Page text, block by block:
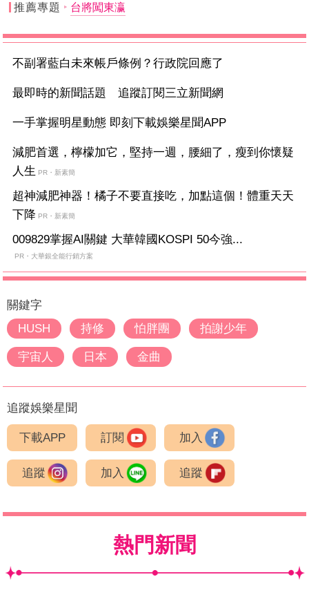
推薦專題 台將闖東瀛
不副署藍白未來帳戶條例？行政院回應了
最即時的新聞話題 追蹤訂閱三立新聞網
一手掌握明星動態 即刻下載娛樂星聞APP
減肥首選，檸檬加它，堅持一週，腰細了，瘦到你懷疑
人生 PR・新素簡
超神減肥神器！橘子不要直接吃，加點這個！體重天天
下降 PR・新素簡
009829掌握AI關鍵 大華韓國KOSPI 50今強...
PR・大華銀全能行銷方案
關鍵字
HUSH
持修 怕胖團 拍謝少年
宇宙人 日本 金曲
追蹤娛樂星聞
下載APP 訂閱 加入
追蹤 加入 追蹤
熱門新聞